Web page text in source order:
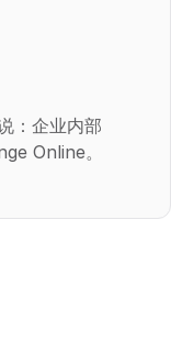
：企业内部
Online。